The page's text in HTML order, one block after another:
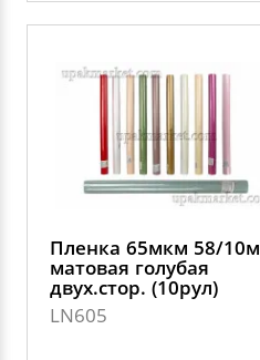
Пленка 65мкм 58/10м
матовая голубая
двух.стор. (10рул)
LN605